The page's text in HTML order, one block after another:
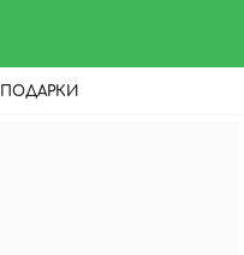
ПОДАРКИ